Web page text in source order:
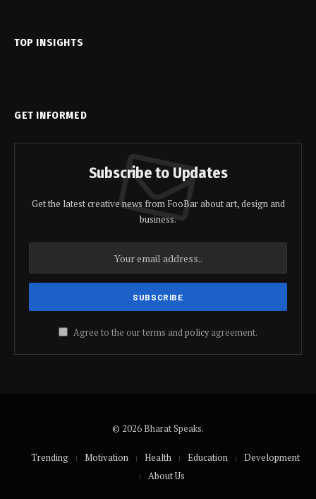
TOP INSIGHTS
GET INFORMED
Subscribe to Updates
Get the latest creative news from FooBar about art, design and
business.
Agree to the our terms andpolicyagreement.
© 2026 Bharat Speaks.
Trending Motivation Health Education
Development
About Us